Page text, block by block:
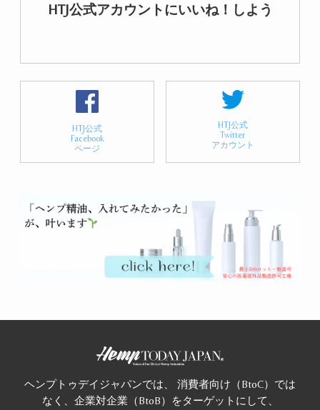
HTJ公式アカウントにいいね！しよう
HTJ公式
Facebook
ページ
HTJ公式
Twitter
アカウント
ヘンプトゥデイジャパンでは、 消費者向け（BtoC）では
なく、企業対企業（BtoB）をターゲットにして、